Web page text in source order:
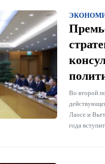
Во второй
Лаосе и
года